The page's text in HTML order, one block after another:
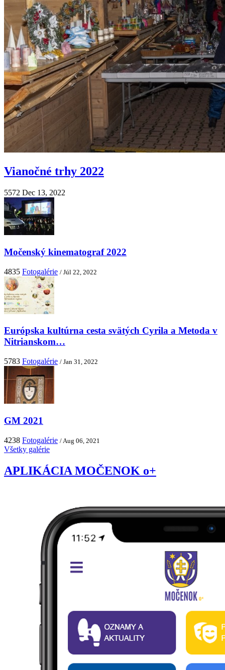
Vianočné trhy 2022
5572 Dec 13, 2022
Močenský kinematograf 2022
4835 Fotogalérie / Júl 22, 2022
Európska kultúrna cesta svätých Cyrila a Metoda v
Nitrianskom…
5783 Fotogalérie / Jan 31, 2022
GM 2021
4238 Fotogalérie / Aug 06, 2021
Všetky galérie
APLIKÁCIA MOČENOK o+